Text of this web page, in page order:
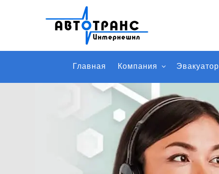
Главная Компания Эвакуатор